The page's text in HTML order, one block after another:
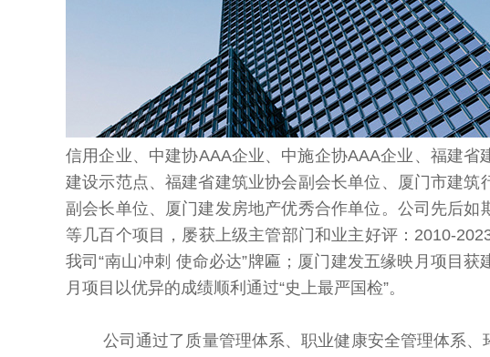
信用企业、中建协AAA企业、中施企协AAA企业、福建
建设示范点、福建省建筑业协会副会长单位、厦门市建
副会长单位、厦门建发房地产优秀合作单位。公司先后
等几百个项目，屡获上级主管部门和业主好评： 2010-
我司“南山冲刺 使命必达”牌匾；厦门建发五缘映月项目获
月项目以优异的成绩顺利通过“史上最严国检”。
公司通过了质量管理体系、职业健康安全管理体系、